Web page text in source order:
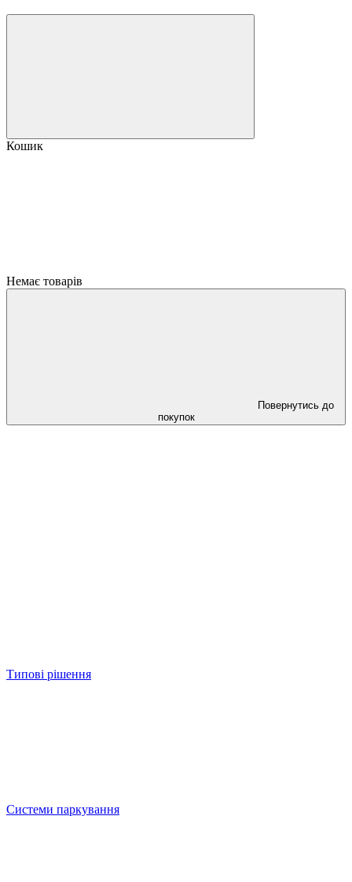
Кошик
Немає товарів
Повернутись до
покупок
Типові рішення
Системи паркування